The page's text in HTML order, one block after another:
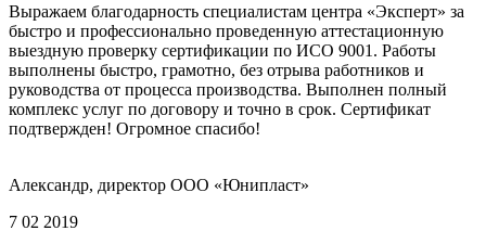
Выражаем благодарность специалистам центра «Эксперт» за
быстро и профессионально проведенную аттестационную
выездную проверку сертификации по ИСО 9001. Работы
выполнены быстро, грамотно, без отрыва работников и
руководства от процесса производства. Выполнен полный
комплекс услуг по договору и точно в срок. Сертификат
подтвержден! Огромное спасибо!
Александр, директор ООО «Юнипласт»
7 02 2019